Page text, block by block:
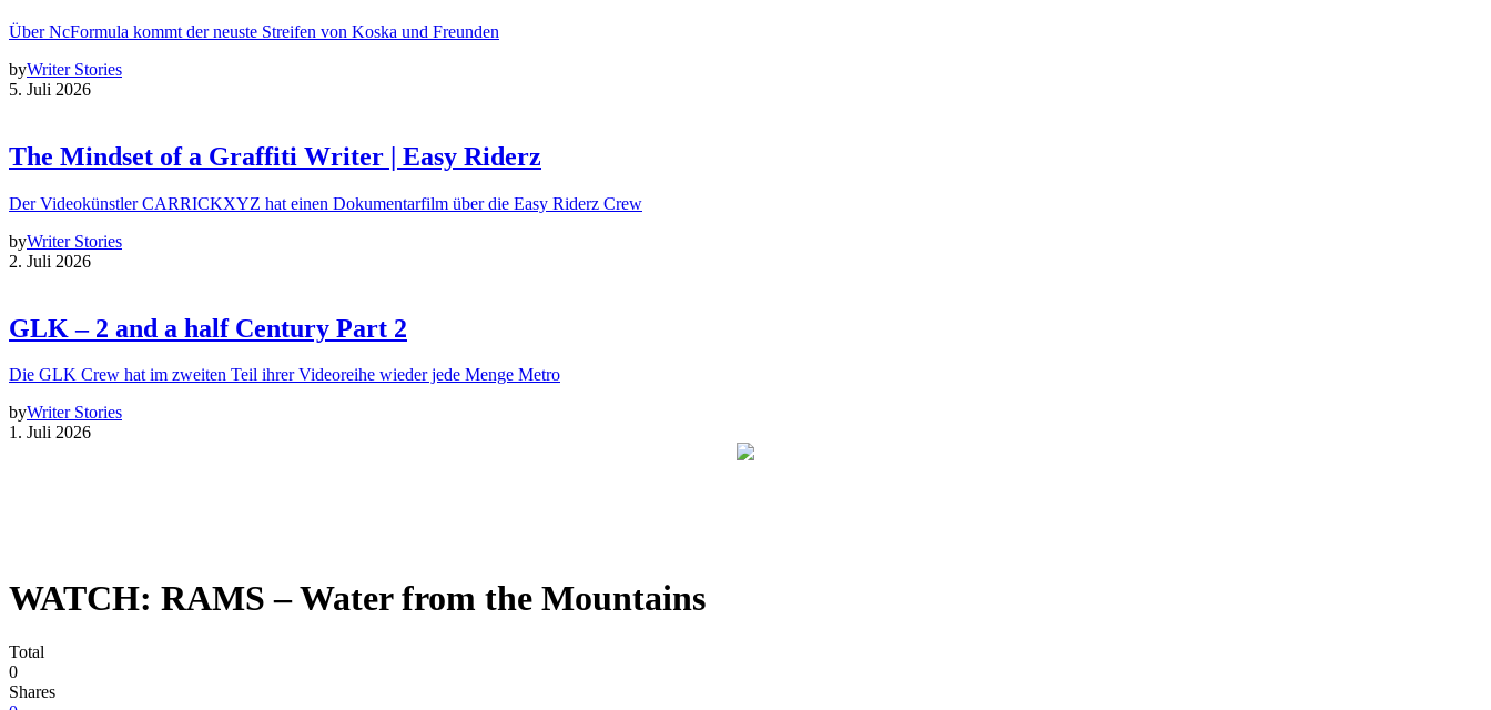
Über NcFormula kommt der neuste Streifen von Koska und Freunden
byWriter Stories
5. Juli 2026
The Mindset of a Graffiti Writer | Easy Riderz
Der Videokünstler CARRICKXYZ hat einen Dokumentarfilm über die Easy Riderz Crew
byWriter Stories
2. Juli 2026
GLK – 2 and a half Century Part 2
Die GLK Crew hat im zweiten Teil ihrer Videoreihe wieder jede Menge Metro
byWriter Stories
1. Juli 2026
WATCH: RAMS – Water from the Mountains
Total
0
Shares